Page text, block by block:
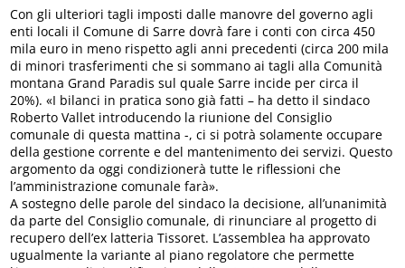
Con gli ulteriori tagli imposti dalle manovre del governo agli
enti locali il Comune di Sarre dovrà fare i conti con circa 450
mila euro in meno rispetto agli anni precedenti (circa 200 mila
di minori trasferimenti che si sommano ai tagli alla Comunità
montana Grand Paradis sul quale Sarre incide per circa il
20%). «I bilanci in pratica sono già fatti – ha detto il sindaco
Roberto Vallet introducendo la riunione del Consiglio
comunale di questa mattina -, ci si potrà solamente occupare
della gestione corrente e del mantenimento dei servizi. Questo
argomento da oggi condizionerà tutte le riflessioni che
l’amministrazione comunale farà».
A sostegno delle parole del sindaco la decisione, all’unanimità
da parte del Consiglio comunale, di rinunciare al progetto di
recupero dell’ex latteria Tissoret. L’assemblea ha approvato
ugualmente la variante al piano regolatore che permette